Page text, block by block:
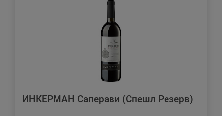
ИНКЕРМАН Саперави (Спешл Резерв)